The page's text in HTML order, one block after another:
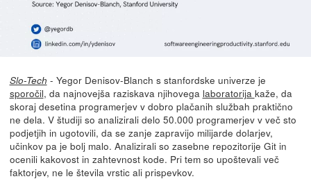
Slo-Tech - Yegor Denisov-Blanch s stanfordske univerze je
sporočil, da najnovejša raziskava njihovega laboratorija kaže, da
skoraj desetina programerjev v dobro plačanih službah praktično
ne dela. V študiji so analizirali delo 50.000 programerjev v več sto
podjetjih in ugotovili, da se zanje zapravijo milijarde dolarjev,
učinkov pa je bolj malo. Analizirali so zasebne repozitorije Git in
ocenili kakovost in zahtevnost kode. Pri tem so upoštevali več
faktorjev, ne le števila vrstic ali prispevkov.